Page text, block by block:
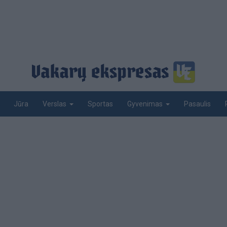
Jūra Verslas Sportas Gyvenimas Pasaulis